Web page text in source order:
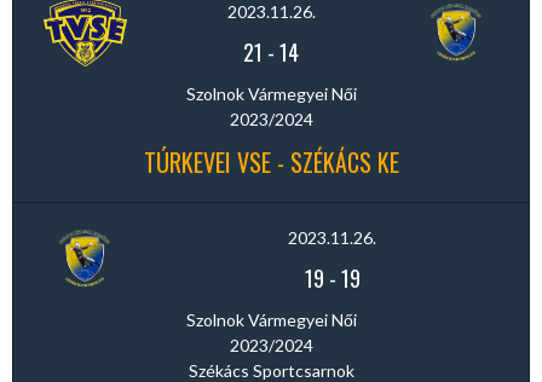
2023.11.26.
21 -14
Szolnok Vármegyei Női
2023/2024
TÚRKEVEI VSE - SZÉKÁCS KE
2023.11.26.
19 -19
Szolnok Vármegyei Női
2023/2024
Székács Sportcsarnok